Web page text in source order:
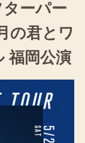
ーパー
の君とワ
福岡公演